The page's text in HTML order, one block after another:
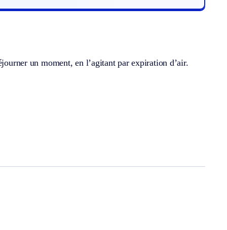
un moment, en l’agitant par expiration d’air.